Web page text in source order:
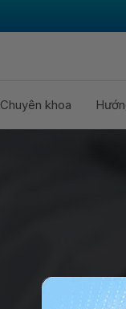
Chuyên khoa